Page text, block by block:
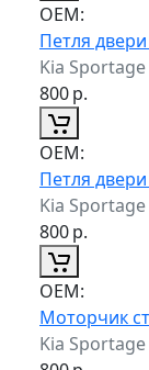
ОЕМ:
Петля
Kia
800р.
ОЕМ:
Петля
Kia
800р.
ОЕМ:
Моторчик
Kia